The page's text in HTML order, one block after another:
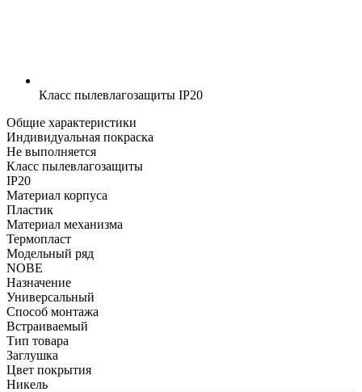
Класс пылевлагозащиты IP20
Общие характеристики
Индивидуальная покраска
Не выполняется
Класс пылевлагозащиты
IP20
Материал корпуса
Пластик
Материал механизма
Термопласт
Модельный ряд
NOBE
Назначение
Универсальный
Способ монтажа
Встраиваемый
Тип товара
Заглушка
Цвет покрытия
Никель